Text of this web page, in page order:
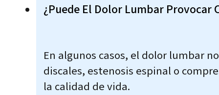
¿Puede El Dolor Lumbar Provocar
En algunos casos, el dolor lumbar
discales, estenosis espinal o
la calidad de vida.